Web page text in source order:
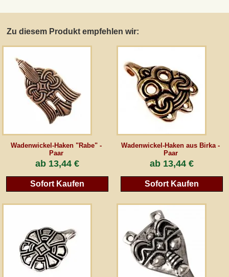
Zu diesem Produkt empfehlen wir:
Wadenwickel-Haken "Rabe" -
Paar
ab 13,44 €
Sofort Kaufen
Wadenwickel-Haken aus Birka -
Paar
ab 13,44 €
Sofort Kaufen
Mittelalter-Großhandel
AGB
Gästebuch
Vertrag wiederrufen
*Alle Preise inkl. MwSt., inkl. Verpackungskosten, zggl. Versandkosten und zzgl.
eventueller Zölle (bei Nicht-EU-Ländern). Durchgestrichene Preise entsprechen dem
Zur klassischen Website